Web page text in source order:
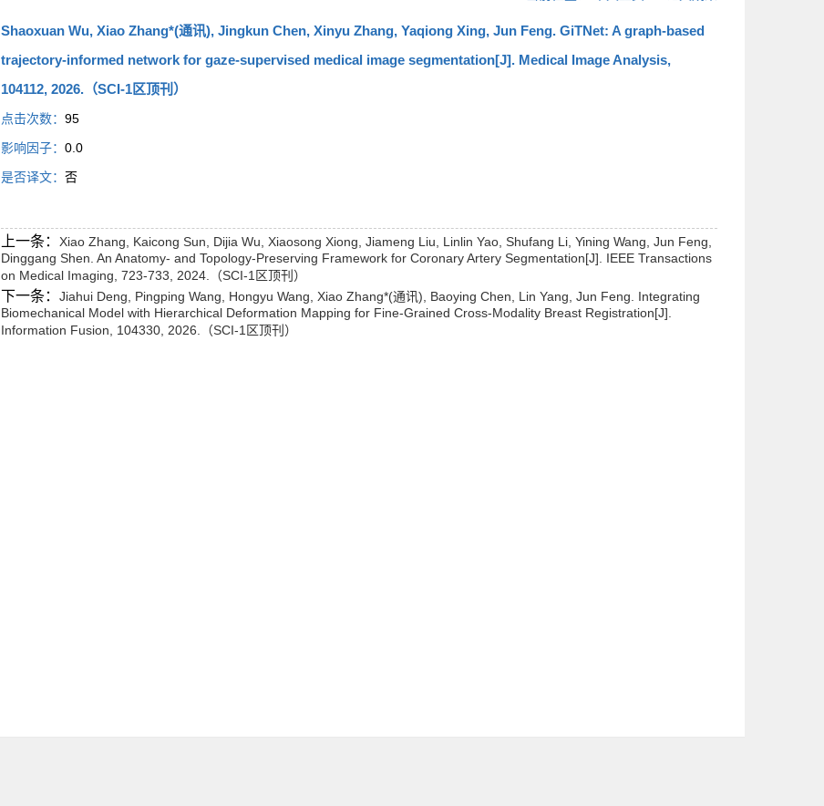
Shaoxuan Wu, Xiao Zhang*(通讯), Jingkun Chen, Xinyu Zhang, Yaqiong Xing, Jun Feng. GiTNet: A graph-based
trajectory-informed network for gaze-supervised medical image segmentation[J]. Medical Image Analysis,
104112, 2026.（SCI-1区顶刊）
点击次数： 95
影响因子： 0.0
是否译文： 否
上一条： Xiao Zhang, Kaicong Sun, Dijia Wu, Xiaosong Xiong, Jiameng Liu, Linlin Yao, Shufang Li, Yining Wang, Jun Feng,
Dinggang Shen. An Anatomy- and Topology-Preserving Framework for Coronary Artery Segmentation[J]. IEEE Transactions
on Medical Imaging, 723-733, 2024.（SCI-1区顶刊）
下一条： Jiahui Deng, Pingping Wang, Hongyu Wang, Xiao Zhang*(通讯), Baoying Chen, Lin Yang, Jun Feng. Integrating
Biomechanical Model with Hierarchical Deformation Mapping for Fine-Grained Cross-Modality Breast Registration[J].
Information Fusion, 104330, 2026.（SCI-1区顶刊）